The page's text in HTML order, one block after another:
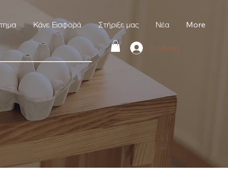
Κάνε Εισφορά Στήριξε μας Νέα More
Σύνδεση